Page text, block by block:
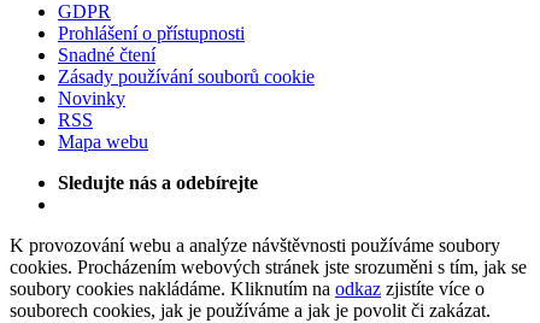
GDPR
Prohlášení o přístupnosti
Snadné čtení
Zásady používání souborů cookie
Novinky
RSS
Mapa webu
Sledujte nás a odebírejte
K provozování webu a analýze návštěvnosti používáme soubory
cookies. Procházením webových stránek jste srozuměni s tím, jak se
soubory cookies nakládáme. Kliknutím na odkaz zjistíte více o
souborech cookies, jak je používáme a jak je povolit či zakázat.